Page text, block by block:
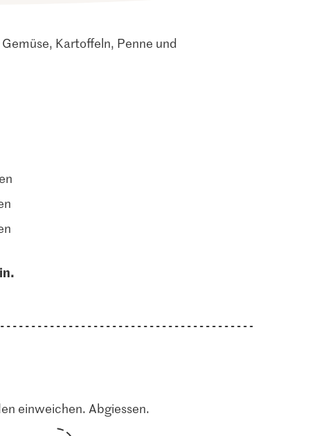
Kartoffeln, Penne und
einweichen. Abgiessen.